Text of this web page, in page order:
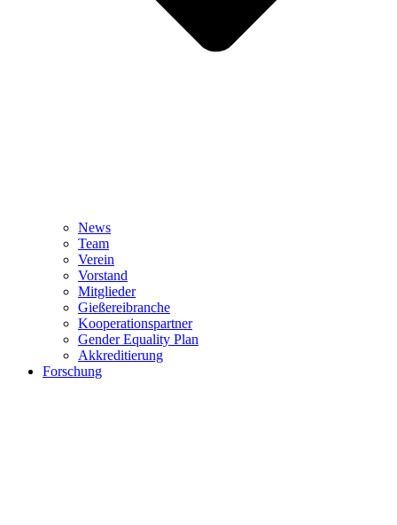
News
Team
Verein
Vorstand
Mitglieder
Gießereibranche
Kooperationspartner
Gender Equality Plan
Akkreditierung
Forschung